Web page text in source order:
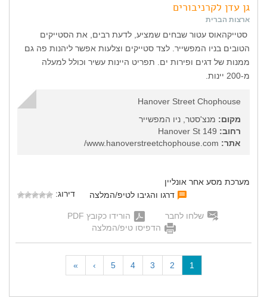
גן עדן לקרניבורים
ארצות הברית
סטייקהאוס עטור שבחים שמציע, לדעת רבים, את הסטייקים
הטובים בניו המפשייר. לצד סטייקים וצלעות אפשר ליהנות פה גם
ממנות של דגים ופירות ים. תפריט היינות עשיר וכולל למעלה
מ-200 יינות.
Hanover Street Chophouse
מקום: מנצ'סטר, ניו המפשייר
רחוב:
אתר:
מערכת מסע אחר אונליין
דרגו והגיבו לטיפ/המלצה
דירוג:
שלחו לחבר
הורידו כקובץ PDF
הדפיסו טיפ/המלצה
1
c
2
3
4
5
›
»